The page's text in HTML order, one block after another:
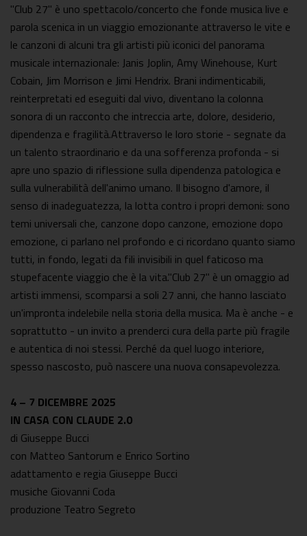
"Club 27" è uno spettacolo/concerto che fonde musica live e
parola scenica in un viaggio emozionante attraverso le vite e
le canzoni di alcuni tra gli artisti più iconici del panorama
musicale internazionale: Janis Joplin, Amy Winehouse, Kurt
Cobain, Jim Morrison e Jimi Hendrix. Brani indimenticabili,
reinterpretati ed eseguiti dal vivo, diventano la colonna
sonora di un racconto che intreccia arte, dolore, desiderio,
dipendenza e fragilità.Attraverso le loro storie - segnate da
un talento straordinario e da una sofferenza profonda - si
apre uno spazio di riflessione sulla dipendenza patologica e
sulla vulnerabilità dell'animo umano. Il bisogno d'amore, il
senso di inadeguatezza, la lotta contro i propri demoni: sono
temi universali che, canzone dopo canzone, emozione dopo
emozione, ci parlano nel profondo e ci ricordano quanto siamo
tutti, in fondo, legati da fili invisibili in quel faticoso ma
stupefacente viaggio che è la vita."Club 27" è un omaggio ad
artisti immensi, scomparsi a soli 27 anni, che hanno lasciato
un'impronta indelebile nella storia della musica. Ma è anche - e
soprattutto - un invito a prenderci cura della parte più fragile
e autentica di noi stessi. Perché da quel luogo interiore,
spesso nascosto, può nascere una nuova consapevolezza.
4 – 7 DICEMBRE 2025
IN CASA CON CLAUDE 2.0
di Giuseppe Bucci
con Matteo Santorum e Enrico Sortino
adattamento e regia Giuseppe Bucci
musiche Giovanni Coda
produzione Teatro Segreto